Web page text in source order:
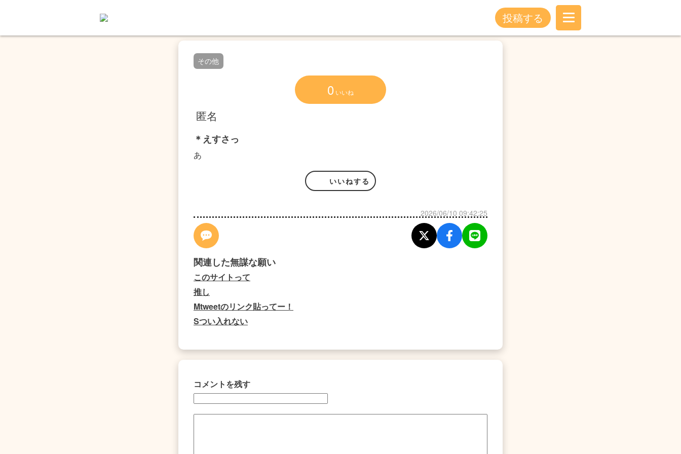
投稿する
その他
0 いいね
匿名
＊えすさっ
あ
いいねする
2026/06/10 09:42:25
関連した無謀な願い
このサイトって
推し
Mtweetのリンク貼ってー！
Sつい入れない
コメントを残す